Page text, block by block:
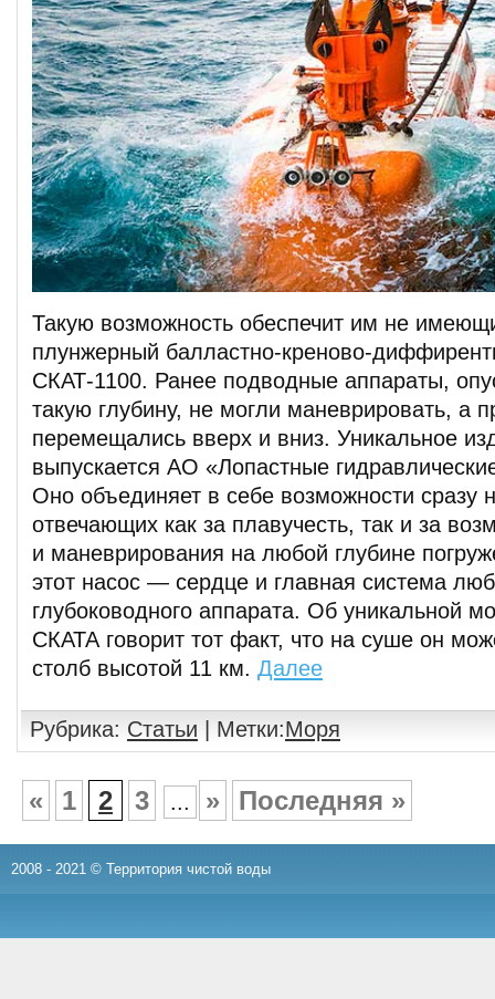
Такую возможность обеспечит им не
плунжерный балластно-креново-
СКАТ-1100. Ранее подводные аппараты,
такую глубину, не могли маневрировать, а
перемещались вверх и вниз. Уникальное
выпускается АО «Лопастные
Оно объединяет в себе возможности сразу
отвечающих как за плавучесть, так и за
и маневрирования на любой глубине
этот насос — сердце и главная система
глубоководного аппарата. Об уникальной
СКАТА говорит тот факт, что на суше он
столб высотой 11 км. Далее
Рубрика: Статьи | Метки:Моря
« 1 2 3 ... » Последняя »
2008 - 2021 © Территория чистой воды